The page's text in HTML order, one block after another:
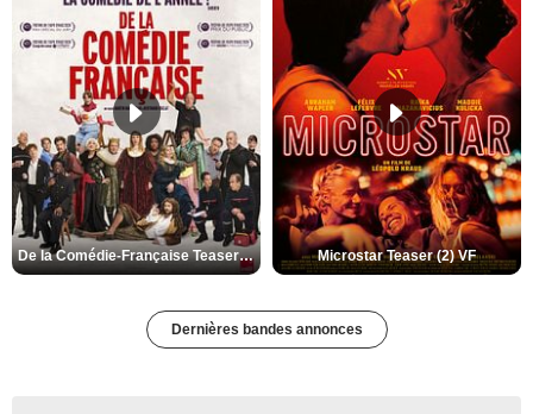
De la Comédie-Française Teaser (3) VF Microstar Teaser (2) VF
Dernières bandes annonces